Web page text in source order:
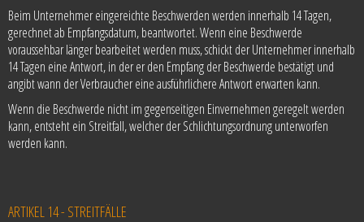
Beim Unternehmer eingereichte Beschwerden werden innerhalb 14 Tagen,
gerechnet ab Empfangsdatum, beantwortet. Wenn eine Beschwerde
voraussehbar länger bearbeitet werden muss, schickt der Unternehmer innerhalb
14 Tagen eine Antwort, in der er den Empfang der Beschwerde bestätigt und
angibt wann der Verbraucher eine ausführlichere Antwort erwarten kann.
Wenn die Beschwerde nicht im gegenseitigen Einvernehmen geregelt werden
kann, entsteht ein Streitfall, welcher der Schlichtungsordnung unterworfen
werden kann.
ARTIKEL 14 - STREITFÄLLE